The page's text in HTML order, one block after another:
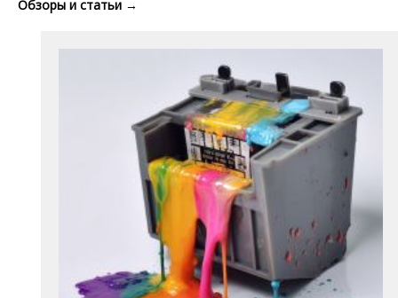
Обзоры и статьи →